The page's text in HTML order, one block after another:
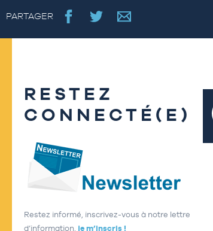
PARTAGER
RESTEZ
CONNECTÉ(E)
Restez informé, inscrivez-vous à notre lettre
d’information, je m’inscris !